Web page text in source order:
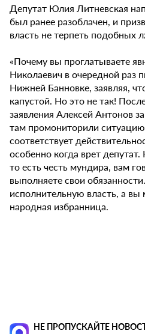
Депутат Юлия Литневская
был ранее разоблачен, и
власть не терпеть подобных
«Почему вы проглатываете
Николаевич в очередной раз
Нижней Банновке, заявляя,
капустой. Но это не так!
заявления Алексей Антонов
там промониторили
соответствует
особенно когда врет
то есть честь мундира, вам
выполняете свои
исполнительную власть, а вы
народная избранница.
НЕ ПРОПУСКАЙТЕ